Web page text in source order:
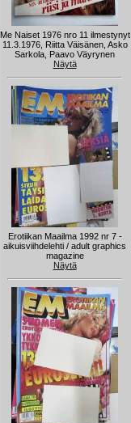
Me Naiset 1976 nro 11 ilmestynyt
11.3.1976, Riitta Väisänen, Asko
Sarkola, Paavo Väyrynen
Näytä
Erotiikan Maailma 1992 nr 7 -
aikuisviihdelehti / adult graphics
magazine
Näytä